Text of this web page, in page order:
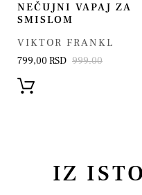
NEČUJNI VAPAJ ZA
SMISLOM
VIKTOR FRANKL
799,00 RSD 999.00
IZ